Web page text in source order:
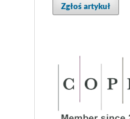
Zgłoś artykuł